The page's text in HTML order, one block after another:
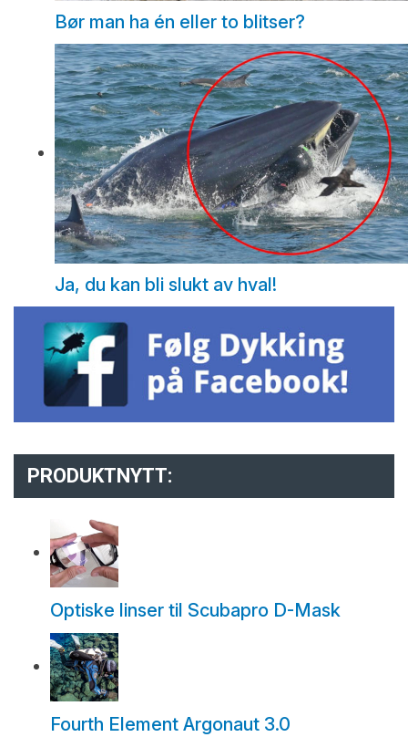
Bør man ha én eller to blitser?
Ja, du kan bli slukt av hval!
PRODUKTNYTT:
Optiske linser til Scubapro D-Mask
Fourth Element Argonaut 3.0